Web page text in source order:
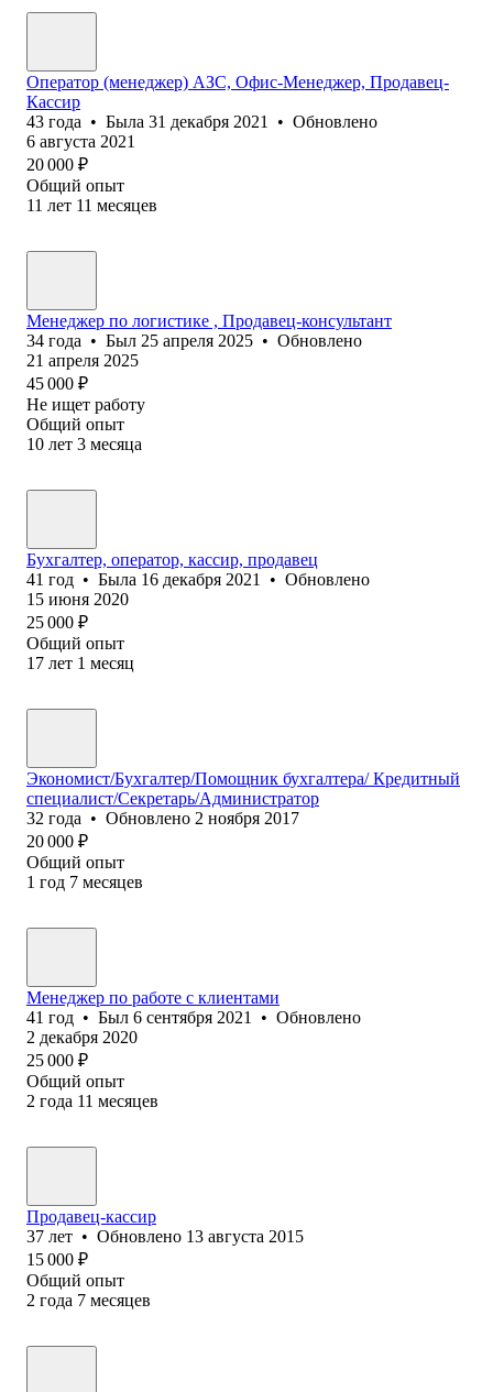
Оператор (менеджер) АЗС, Офис-Менеджер, Продавец-
Кассир
43 года • Была 31 декабря 2021 • Обновлено
6 августа 2021
20 000 ₽
Общий опыт
11 лет 11 месяцев
Менеджер по логистике , Продавец-консультант
34 года • Был 25 апреля 2025 • Обновлено
21 апреля 2025
45 000 ₽
Не ищет работу
Общий опыт
10 лет 3 месяца
Бухгалтер, оператор, кассир, продавец
41 год • Была 16 декабря 2021 • Обновлено
15 июня 2020
25 000 ₽
Общий опыт
17 лет 1 месяц
Экономист/Бухгалтер/Помощник бухгалтера/ Кредитный
специалист/Секретарь/Администратор
32 года • Обновлено 2 ноября 2017
20 000 ₽
Общий опыт
1 год 7 месяцев
Менеджер по работе с клиентами
41 год • Был 6 сентября 2021 • Обновлено
2 декабря 2020
25 000 ₽
Общий опыт
2 года 11 месяцев
Продавец-кассир
37 лет • Обновлено 13 августа 2015
15 000 ₽
Общий опыт
2 года 7 месяцев